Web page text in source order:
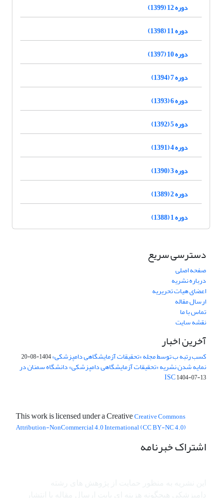
دوره 12 (1399)
دوره 11 (1398)
دوره 10 (1397)
دوره 7 (1394)
دوره 6 (1393)
دوره 5 (1392)
دوره 4 (1391)
دوره 3 (1390)
دوره 2 (1389)
دوره 1 (1388)
دسترسی سریع
صفحه اصلی
درباره نشریه
اعضای هیات تحریریه
ارسال مقاله
تماس با ما
نقشه سایت
آخرین اخبار
کسب رتبه ب توسط مجله «تحقیقات آزمایشگاهی دامپزشکی»1404-08-20
نمایه شدن نشریه «تحقیقات آزمایشگاهی دامپزشکی» دانشگاه سمنان در
ISC1404-07-13
This work is licensed under a CreativeCreative Commons
Attribution-NonCommercial 4.0 International (CC BY-NC 4.0)
اشتراک خبرنامه